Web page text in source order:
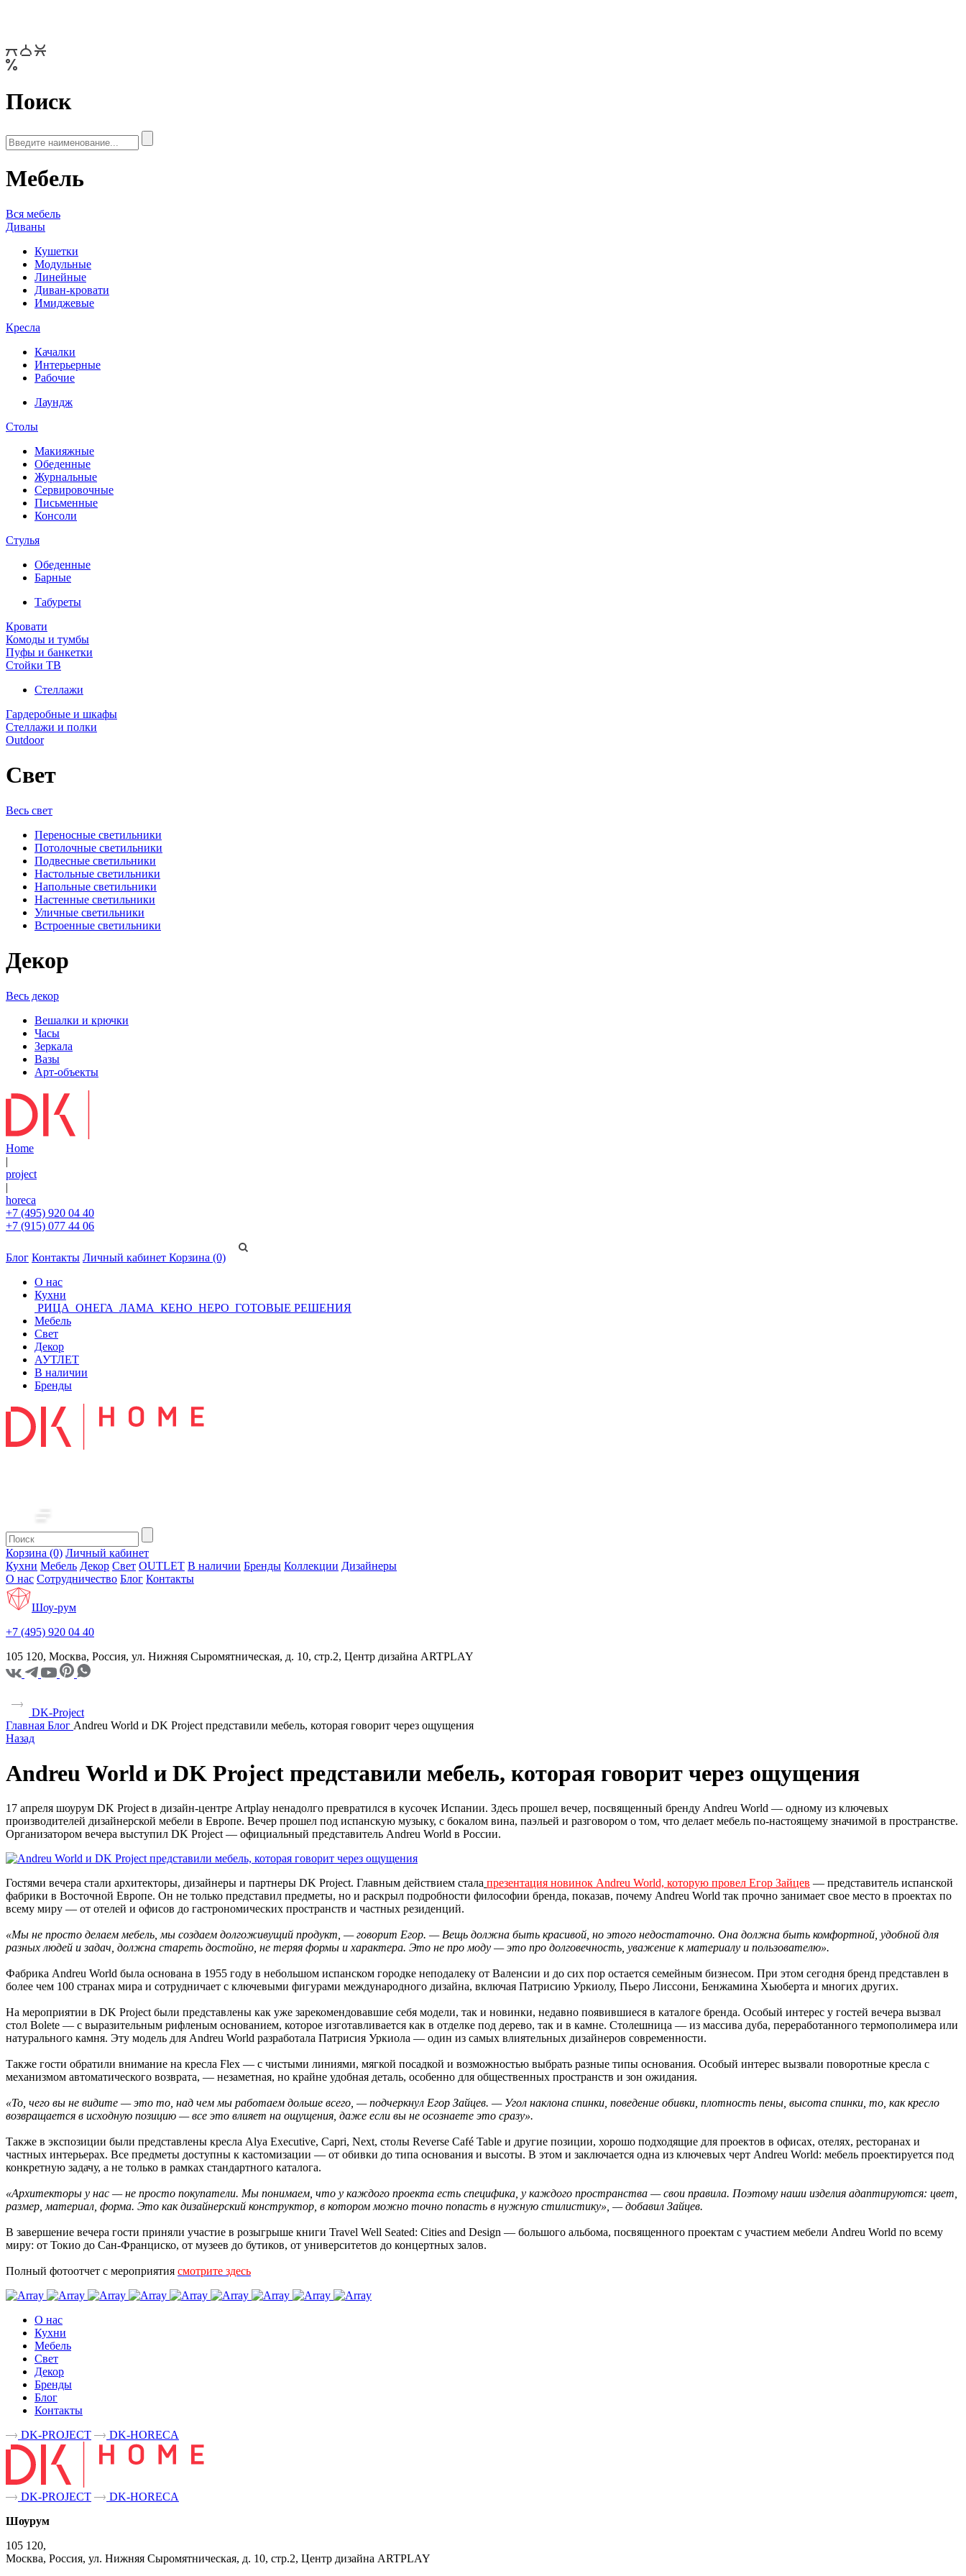
Поиск
Мебель
Вся мебель
Диваны
Кушетки
Модульные
Линейные
Диван-кровати
Имиджевые
Кресла
Качалки
Интерьерные
Рабочие
Лаундж
Столы
Макияжные
Обеденные
Журнальные
Сервировочные
Письменные
Консоли
Стулья
Обеденные
Барные
Табуреты
Кровати
Комоды и тумбы
Пуфы и банкетки
Стойки ТВ
Стеллажи
Гардеробные и шкафы
Стеллажи и полки
Outdoor
Свет
Весь свет
Переносные светильники
Потолочные светильники
Подвесные светильники
Настольные светильники
Напольные светильники
Настенные светильники
Уличные светильники
Встроенные светильники
Декор
Весь декор
Вешалки и крючки
Часы
Зеркала
Вазы
Арт-объекты
Home
|
project
|
horeca
+7 (495) 920 04 40
+7 (915) 077 44 06
Блог Контакты Личный кабинет Корзина (0)
О нас
Кухни
РИЦА ОНЕГА ЛАМА КЕНО НЕРО ГОТОВЫЕ РЕШЕНИЯ
Мебель
Свет
Декор
АУТЛЕТ
В наличии
Бренды
Корзина (0) Личный кабинет
Кухни Мебель Декор Свет OUTLET В наличии Бренды Коллекции Дизайнеры
О нас Сотрудничество Блог Контакты
Шоу-рум
+7 (495) 920 04 40
105 120, Москва, Россия, ул. Нижняя Сыромятническая, д. 10, стр.2, Центр дизайна ARTPLAY
DK-Project
Главная Блог Andreu World и DK Project представили мебель, которая говорит через ощущения
Назад
Andreu World и DK Project представили мебель, которая говорит через ощущения
17 апреля шоурум DK Project в дизайн-центре Artplay ненадолго превратился в кусочек Испании. Здесь прошел вечер, посвященный бренду Andreu World — одному из ключевых
производителей дизайнерской мебели в Европе. Вечер прошел под испанскую музыку, с бокалом вина, паэльей и разговором о том, что делает мебель по-настоящему значимой в пространстве.
Организатором вечера выступил DK Project — официальный представитель Andreu World в России.
Гостями вечера стали архитекторы, дизайнеры и партнеры DK Project. Главным действием стала презентация новинок Andreu World, которую провел Егор Зайцев — представитель испанской
фабрики в Восточной Европе. Он не только представил предметы, но и раскрыл подробности философии бренда, показав, почему Andreu World так прочно занимает свое место в проектах по
всему миру — от отелей и офисов до гастрономических пространств и частных резиденций.
«Мы не просто делаем мебель, мы создаем долгоживущий продукт, — говорит Егор. — Вещь должна быть красивой, но этого недостаточно. Она должна быть комфортной, удобной для
разных людей и задач, должна стареть достойно, не теряя формы и характера. Это не про моду — это про долговечность, уважение к материалу и пользователю».
Фабрика Andreu World была основана в 1955 году в небольшом испанском городке неподалеку от Валенсии и до сих пор остается семейным бизнесом. При этом сегодня бренд представлен в
более чем 100 странах мира и сотрудничает с ключевыми фигурами международного дизайна, включая Патрисию Уркиолу, Пьеро Лиссони, Бенжамина Хьюбертa и многих других.
На мероприятии в DK Project были представлены как уже зарекомендовавшие себя модели, так и новинки, недавно появившиеся в каталоге бренда. Особый интерес у гостей вечера вызвал
стол Bolete — с выразительным рифленым основанием, которое изготавливается как в отделке под дерево, так и в камне. Столешница — из массива дуба, переработанного термополимера или
натурального камня. Эту модель для Andreu World разработала Патрисия Уркиола — один из самых влиятельных дизайнеров современности.
Также гости обратили внимание на кресла Flex — с чистыми линиями, мягкой посадкой и возможностью выбрать разные типы основания. Особый интерес вызвали поворотные кресла с
механизмом автоматического возврата, — незаметная, но крайне удобная деталь, особенно для общественных пространств и зон ожидания.
«То, чего вы не видите — это то, над чем мы работаем дольше всего, — подчеркнул Егор Зайцев. — Угол наклона спинки, поведение обивки, плотность пены, высота спинки, то, как кресло
возвращается в исходную позицию — все это влияет на ощущения, даже если вы не осознаете это сразу».
Также в экспозиции были представлены кресла Alya Executive, Capri, Next, столы Reverse Café Table и другие позиции, хорошо подходящие для проектов в офисах, отелях, ресторанах и
частных интерьерах. Все предметы доступны к кастомизации — от обивки до типа основания и высоты. В этом и заключается одна из ключевых черт Andreu World: мебель проектируется под
конкретную задачу, а не только в рамках стандартного каталога.
«Архитекторы у нас — не просто покупатели. Мы понимаем, что у каждого проекта есть специфика, у каждого пространства — свои правила. Поэтому наши изделия адаптируются: цвет,
размер, материал, форма. Это как дизайнерский конструктор, в котором можно точно попасть в нужную стилистику», — добавил Зайцев.
В завершение вечера гости приняли участие в розыгрыше книги Travel Well Seated: Cities and Design — большого альбома, посвященного проектам с участием мебели Andreu World по всему
миру: от Токио до Сан-Франциско, от музеев до бутиков, от университетов до концертных залов.
Полный фотоотчет с мероприятия смотрите здесь
О нас
Кухни
Мебель
Свет
Декор
Бренды
Блог
Контакты
DK-PROJECT
DK-HORECA
DK-PROJECT
DK-HORECA
Шоурум
105 120,
Москва, Россия, ул. Нижняя Сыромятническая, д. 10, стр.2, Центр дизайна ARTPLAY